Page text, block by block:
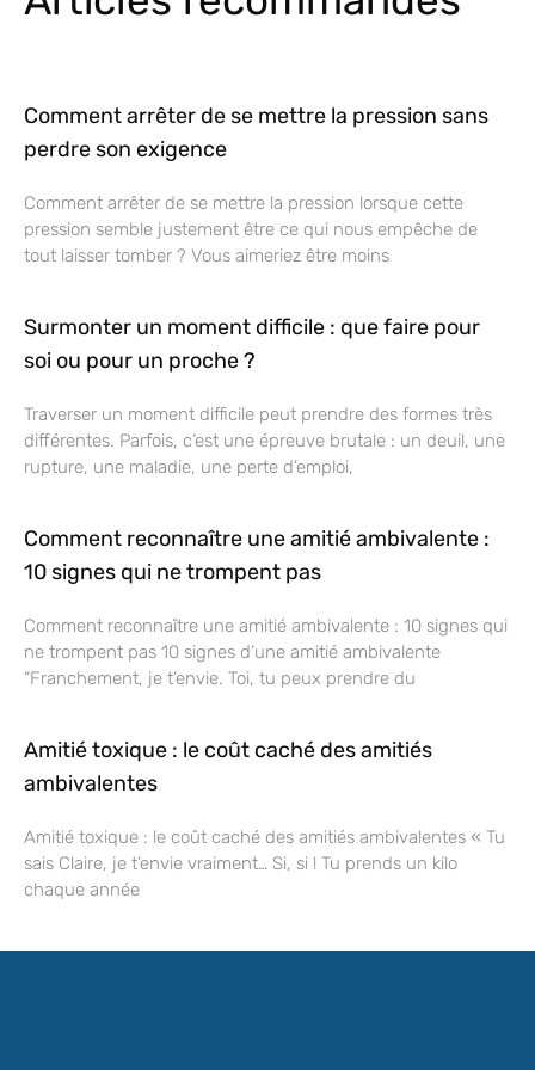
Comment arrêter de se mettre la pression sans
perdre son exigence
Comment arrêter de se mettre la pression lorsque cette
pression semble justement être ce qui nous empêche de
tout laisser tomber ? Vous aimeriez être moins
Surmonter un moment difficile : que faire pour
soi ou pour un proche ?
Traverser un moment difficile peut prendre des formes très
différentes. Parfois, c’est une épreuve brutale : un deuil, une
rupture, une maladie, une perte d’emploi,
Comment reconnaître une amitié ambivalente :
10 signes qui ne trompent pas
Comment reconnaître une amitié ambivalente : 10 signes qui
ne trompent pas 10 signes d’une amitié ambivalente
“Franchement, je t’envie. Toi, tu peux prendre du
Amitié toxique : le coût caché des amitiés
ambivalentes
Amitié toxique : le coût caché des amitiés ambivalentes « Tu
sais Claire, je t’envie vraiment… Si, si ! Tu prends un kilo
chaque année